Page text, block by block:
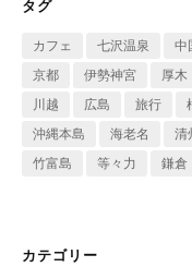
タグ
カフェ 七沢温泉 中
京都 伊勢神宮 厚木
川越 広島 旅行
沖縄本島 海老名 清
竹富島 等々力 鎌倉
カテゴリー